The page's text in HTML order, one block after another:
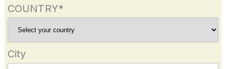
COUNTRY*
City